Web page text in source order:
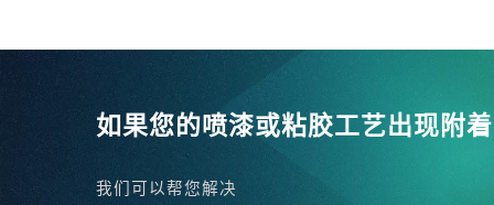
如果您的喷漆或粘胶工艺出现附
我们可以帮您解决